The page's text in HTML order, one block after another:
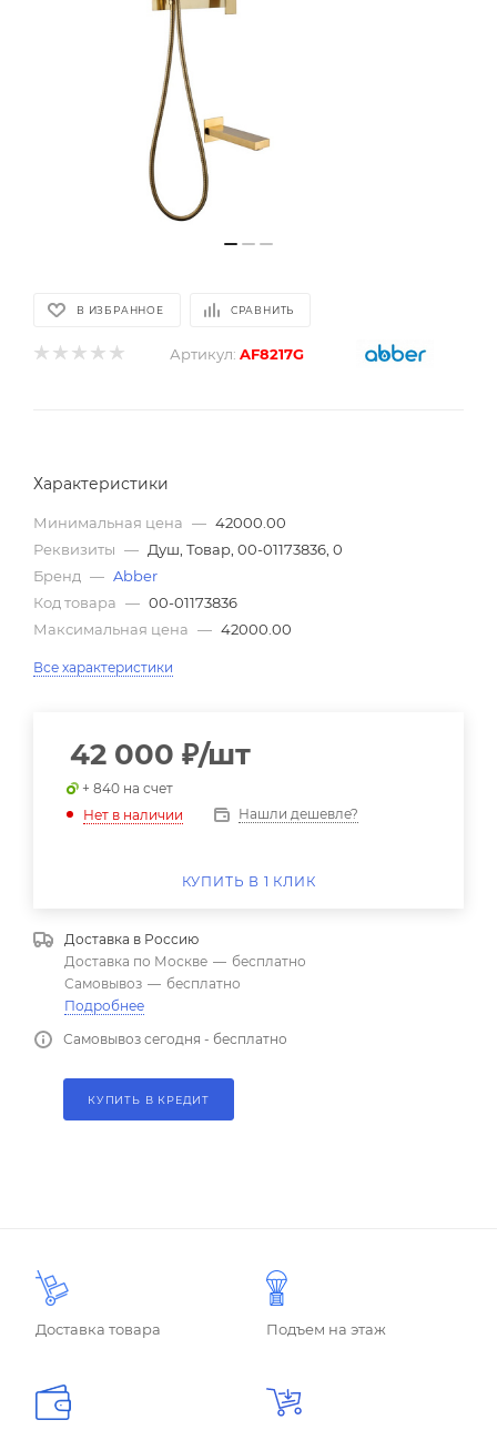
В ИЗБРАННОЕ СРАВНИТЬ
Артикул: AF8217G
Характеристики
Минимальная цена — 42000.00
Реквизиты — Душ, Товар, 00-01173836, 0
Бренд — Abber
Код товара — 00-01173836
Максимальная цена — 42000.00
Все характеристики
42 000 ₽/шт
+ 840 на счет
Нет в наличии
Нашли дешевле?
КУПИТЬ В 1 КЛИК
Доставка в Россию
Доставка по Москве — бесплатно
Самовывоз — бесплатно
Подробнее
Самовывоз сегодня - бесплатно
КУПИТЬ В КРЕДИТ
Доставка товара Подъем на этаж